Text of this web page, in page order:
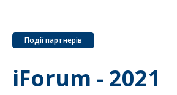
Події партнерів
iForum - 2021